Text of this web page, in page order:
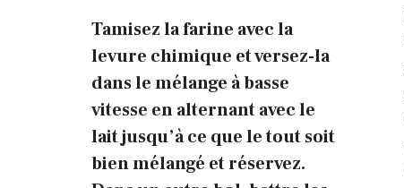
Tamisez la farine avec la
levure chimique et versez-la
dans le mélange à basse
vitesse en alternant avec le
lait jusqu’à ce que le tout soit
bien mélangé et réservez.